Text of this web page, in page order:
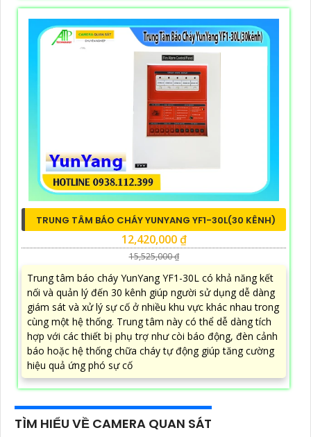
TRUNG TÂM BÁO CHÁY YUNYANG YF1-30L(30 KÊNH)
12,420,000 ₫
15,525,000 ₫
Trung tâm báo cháy YunYang YF1-30L có khả năng kết
nối và quản lý đến 30 kênh giúp người sử dụng dễ dàng
giám sát và xử lý sự cố ở nhiều khu vực khác nhau trong
cùng một hệ thống. Trung tâm này có thể dễ dàng tích
hợp với các thiết bị phụ trợ như còi báo động, đèn cảnh
báo hoặc hệ thống chữa cháy tự động giúp tăng cường
hiệu quả ứng phó sự cố
TÌM HIỂU VỀ CAMERA QUAN SÁT